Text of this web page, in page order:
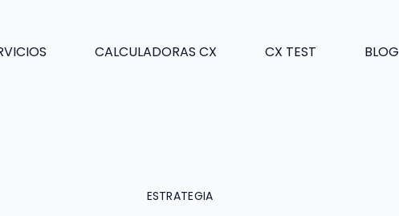
CALCULADORAS CX CX TEST BLOG
ESTRATEGIA